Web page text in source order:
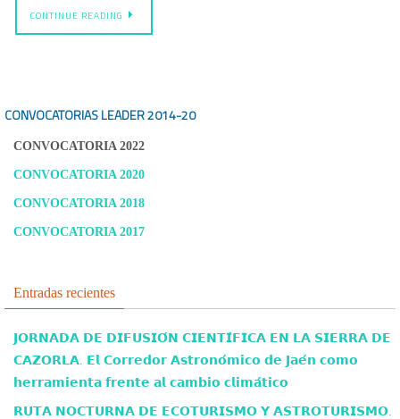
CONTINUE READING
CONVOCATORIAS LEADER2014-20
CONVOCATORIA 2022
CONVOCATORIA 2020
CONVOCATORIA 2018
CONVOCATORIA 2017
Entradas recientes
𝗝𝗢𝗥𝗡𝗔𝗗𝗔 𝗗𝗘 𝗗𝗜𝗙𝗨𝗦𝗜𝗢́𝗡 𝗖𝗜𝗘𝗡𝗧𝗜́𝗙𝗜𝗖𝗔 𝗘𝗡 𝗟𝗔 𝗦𝗜𝗘𝗥𝗥𝗔 𝗗𝗘
𝗖𝗔𝗭𝗢𝗥𝗟𝗔. 𝗘𝗹 𝗖𝗼𝗿𝗿𝗲𝗱𝗼𝗿 𝗔𝘀𝘁𝗿𝗼𝗻𝗼́𝗺𝗶𝗰𝗼 𝗱𝗲 𝗝𝗮𝗲́𝗻 𝗰𝗼𝗺𝗼
𝗵𝗲𝗿𝗿𝗮𝗺𝗶𝗲𝗻𝘁𝗮 𝗳𝗿𝗲𝗻𝘁𝗲 𝗮𝗹 𝗰𝗮𝗺𝗯𝗶𝗼 𝗰𝗹𝗶𝗺𝗮́𝘁𝗶𝗰𝗼
𝗥𝗨𝗧𝗔 𝗡𝗢𝗖𝗧𝗨𝗥𝗡𝗔 𝗗𝗘 𝗘𝗖𝗢𝗧𝗨𝗥𝗜𝗦𝗠𝗢 𝗬 𝗔𝗦𝗧𝗥𝗢𝗧𝗨𝗥𝗜𝗦𝗠𝗢.